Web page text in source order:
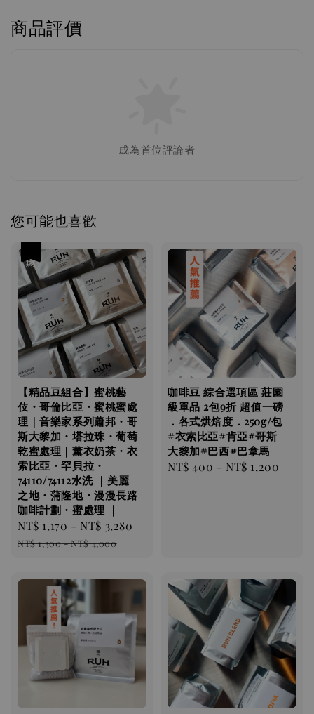
商品評價
成為首位評論者
您可能也喜歡
【精品豆組合】蜜桃藝
伎・哥倫比亞・蜜桃蜜處
理｜音樂家系列蕭邦・哥
斯大黎加・塔拉珠・葡萄
乾蜜處理｜薰衣奶茶・衣
索比亞・罕貝拉・
74110/74112水洗 ｜美麗
之地・蒲隆地・漫漫長路
咖啡計劃・蜜處理 ｜
Sale
price
NT$ 1,170 - NT$ 3,280
NT$ 1,300-NT$ 4,000
咖啡豆 綜合選項區 莊園
級單品 2包9折 超值一磅
．各式烘焙度．250g/包
#衣索比亞#肯亞#哥斯
大黎加#巴西#巴拿馬
Regular
NT$ 400 - NT$ 1,200